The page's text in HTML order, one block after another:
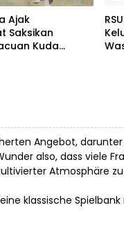
Ajak
Saksikan
Kuda
Angebot, darunter
also, dass viele
Atmosphäre
klassische